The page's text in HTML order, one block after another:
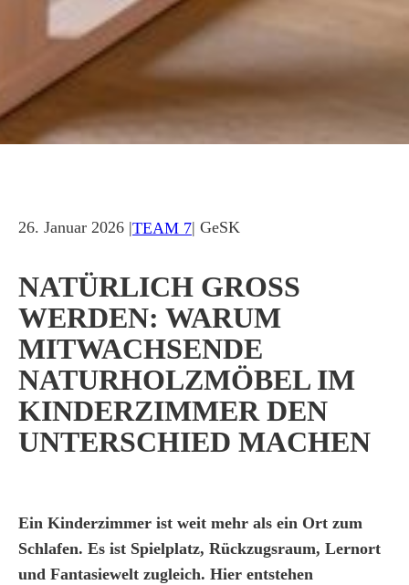
26. Januar 2026 |TEAM 7| GeSK
NATÜRLICH GROSS W
ERDEN: WARUM M
ITWACHSENDE N
ATURHOLZMÖBEL IM K
INDERZIMMER DEN U
NTERSCHIED MACHEN
Ein Kinderzimmer ist weit mehr als ein Ort zum
Schlafen. Es ist Spielplatz, Rückzugsraum, Lernort
und Fantasiewelt zugleich. Hier entstehen